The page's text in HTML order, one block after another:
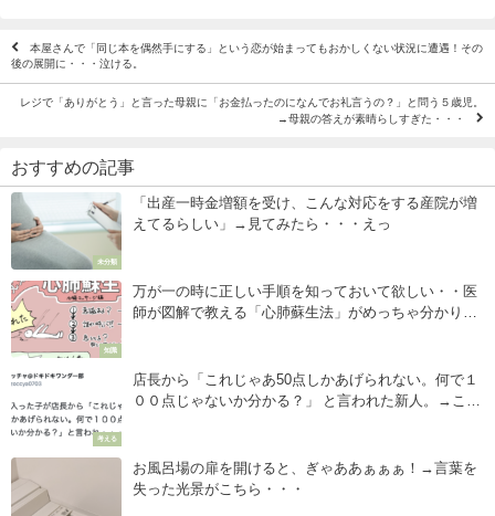
本屋さんで「同じ本を偶然手にする」という恋が始まってもおかしくない状況に遭遇！その
後の展開に・・・泣ける。
レジで「ありがとう」と言った母親に「お金払ったのになんでお礼言うの？」と問う５歳児。
→母親の答えが素晴らしすぎた・・・
おすすめの記事
未分類
「出産一時金増額を受け、こんな対応をする産院が増
えてるらしい」→見てみたら・・・えっ
知識
万が一の時に正しい手順を知っておいて欲しい・・医
師が図解で教える「心肺蘇生法」がめっちゃ分かりや
考える
店長から「これじゃあ50点しかあげられない。何で１
００点じゃないか分かる？」 と言われた新人。→これ
お風呂場の扉を開けると、ぎゃああぁぁぁ！→言葉を
失った光景がこちら・・・